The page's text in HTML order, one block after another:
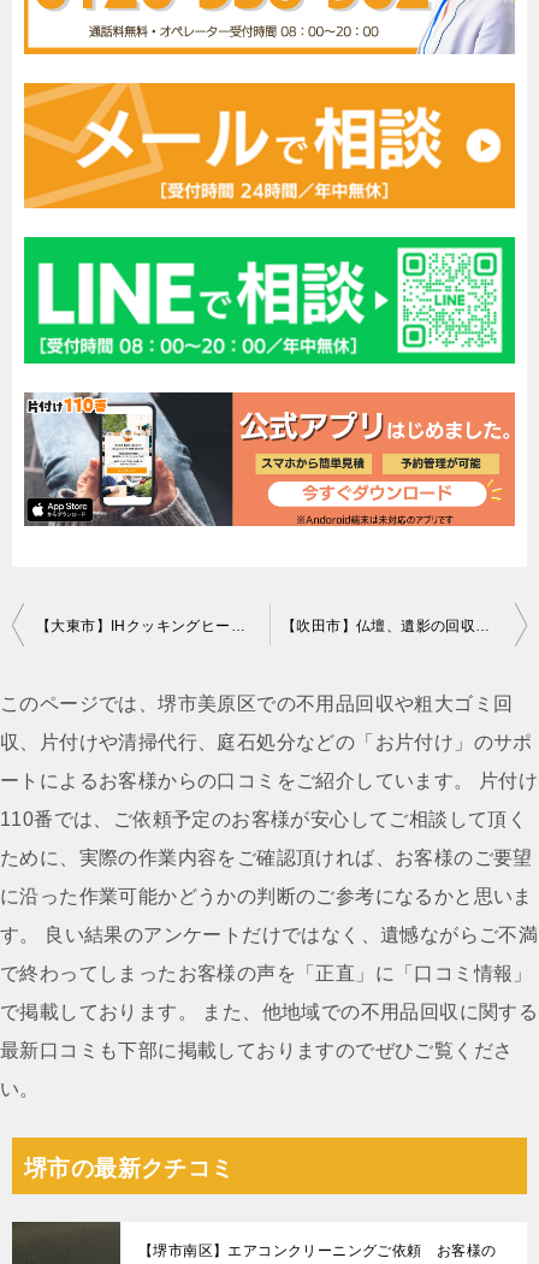
投
ナ
ビ
ゲ
ー
シ
ョ
ン
【大東市】IHクッキングヒーター、モニターの回収・処分ご依頼 【吹田市】仏壇、遺影の回収・処分ご依頼 お客様の声
このページでは、堺市美原区での不用品回収や粗大ゴミ回
収、片付けや清掃代行、庭石処分などの「お片付け」のサポ
ートによるお客様からの口コミをご紹介しています。 片付け
110番では、ご依頼予定のお客様が安心してご相談して頂く
ために、実際の作業内容をご確認頂ければ、お客様のご要望
に沿った作業可能かどうかの判断のご参考になるかと思いま
す。 良い結果のアンケートだけではなく、遺憾ながらご不満
で終わってしまったお客様の声を「正直」に「口コミ情報」
で掲載しております。 また、他地域での不用品回収に関する
最新口コミも下部に掲載しておりますのでぜひご覧くださ
い。
堺市の最新クチコミ
【堺市南区】エアコンクリーニングご依頼 お客様の